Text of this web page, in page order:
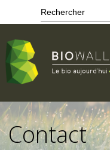
Passer
au
contenu
principal
Contact